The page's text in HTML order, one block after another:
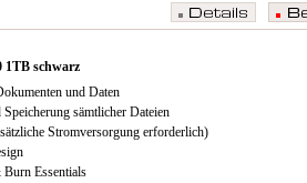
1TB schwarz
und Daten
sämtlicher Dateien
Stromversorgung erforderlich)
Essentials